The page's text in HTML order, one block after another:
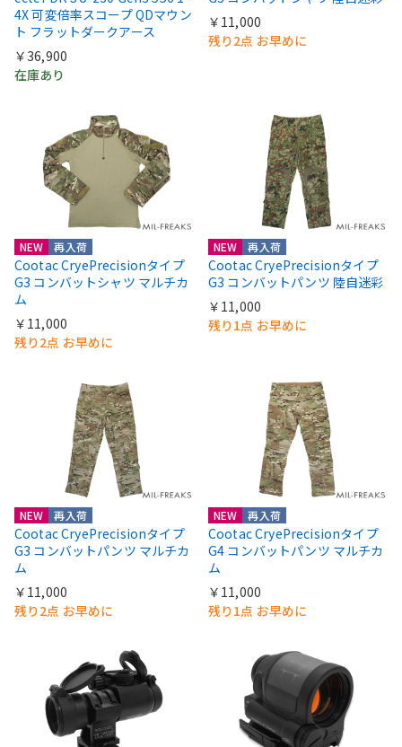
4X 可変倍率スコープ QDマウン
ト フラットダークアース
￥36,900
在庫あり
￥11,000
残り2点 お早めに
NEW 再入荷
Cootac CryePrecisionタイプ
G3 コンバットシャツ マルチカ
ム
￥11,000
残り2点 お早めに
NEW 再入荷
Cootac CryePrecisionタイプ
G3 コンバットパンツ 陸自迷彩
￥11,000
残り1点 お早めに
NEW 再入荷
Cootac CryePrecisionタイプ
G3 コンバットパンツ マルチカ
ム
￥11,000
残り2点 お早めに
NEW 再入荷
Cootac CryePrecisionタイプ
G4 コンバットパンツ マルチカ
ム
￥11,000
残り1点 お早めに